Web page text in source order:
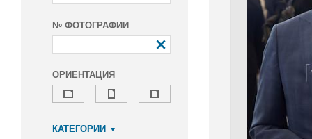
№ ФОТОГРАФИИ
ОРИЕНТАЦИЯ
КАТЕГОРИИ